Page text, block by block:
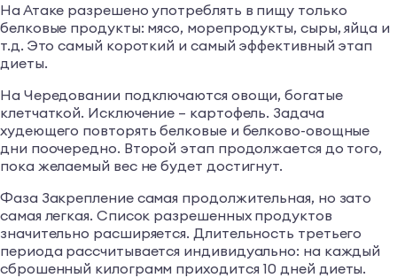
На Атаке разрешено употреблять в пищу только
белковые продукты: мясо, морепродукты, сыры, яйца и
т.д. Это самый короткий и самый эффективный этап
диеты.
На Чередовании подключаются овощи, богатые
клетчаткой. Исключение – картофель. Задача
худеющего повторять белковые и белково-овощные
дни поочередно. Второй этап продолжается до того,
пока желаемый вес не будет достигнут.
Фаза Закрепление самая продолжительная, но зато
самая легкая. Список разрешенных продуктов
значительно расширяется. Длительность третьего
периода рассчитывается индивидуально: на каждый
сброшенный килограмм приходится 10 дней диеты.